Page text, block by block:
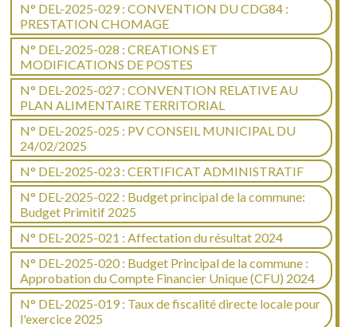
N° DEL-2025-029 : CONVENTION DU CDG84 :
PRESTATION CHOMAGE
N° DEL-2025-028 : CREATIONS ET
MODIFICATIONS DE POSTES
N° DEL-2025-027 : CONVENTION RELATIVE AU
PLAN ALIMENTAIRE TERRITORIAL
N° DEL-2025-025 : PV CONSEIL MUNICIPAL DU
24/02/2025
N° DEL-2025-023 : CERTIFICAT ADMINISTRATIF
N° DEL-2025-022 : Budget principal de la commune:
Budget Primitif 2025
N° DEL-2025-021 : Affectation du résultat 2024
N° DEL-2025-020 : Budget Principal de la commune :
Approbation du Compte Financier Unique (CFU) 2024
N° DEL-2025-019 : Taux de fiscalité directe locale pour
l'exercice 2025